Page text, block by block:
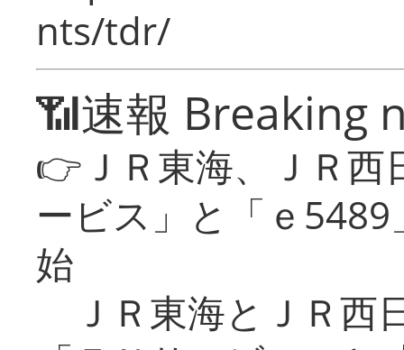
nts/tdr/
📶速報 Breaking
👉ＪＲ東海、ＪＲ
ービス」と「ｅ
始
ＪＲ東海とＪＲ西